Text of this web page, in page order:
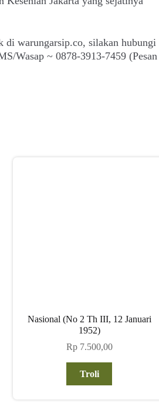
warungarsip.co, silakan hubungi
Wasap ~ 0878-3913-7459 (Pesan
Nasional (No 2 Th III, 12 Januari
1952)
Rp7.500,00
Troli